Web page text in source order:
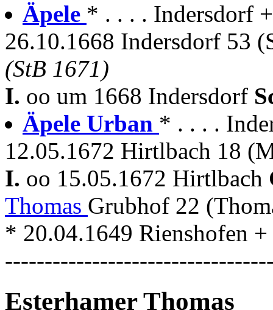
Äpele * . . . . Indersdorf
26.10.1668 Indersdorf 53
(StB 1671)
I. oo um 1668 Indersdorf
Äpele Urban * . . . .
12.05.1672 Hirtlbach 18
I. oo 15.05.1672 Hirtlbach
Thomas Grubhof 22
* 20.04.1649 Rienshofen
Esterhamer Thomas